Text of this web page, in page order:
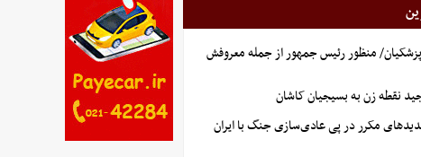
منظور رئیس جمهور از جمله معروفش
نقطه زن به بسیجیان کاشان
مکرر در پی عادی‌سازی جنگ با ایران